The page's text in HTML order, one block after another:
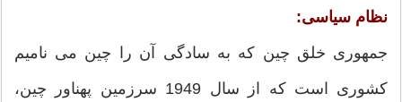
نظام سیاسی:
جمهوری خلق چین که به سادگی آن را چین می نامیم
کشوری است که از سال 1949 سرزمین پهناور چین،